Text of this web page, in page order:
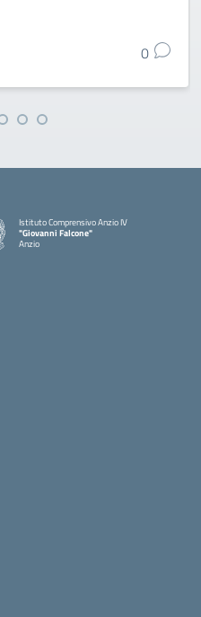
0
Istituto Comprensivo Anzio IV
"Giovanni Falcone"
Anzio